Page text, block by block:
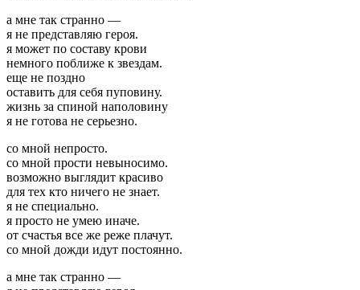
а мне так странно —
я не представляю героя.
я может по составу крови
немного поближе к звездам.
еще не поздно
оставить для себя пуповину.
жизнь за спиной наполовину
я не готова не серьезно.
со мной непросто.
со мной прости невыносимо.
возможно выглядит красиво
для тех кто ничего не знает.
я не специально.
я просто не умею иначе.
от счастья все же реже плачут.
со мной дожди идут постоянно.
а мне так странно —